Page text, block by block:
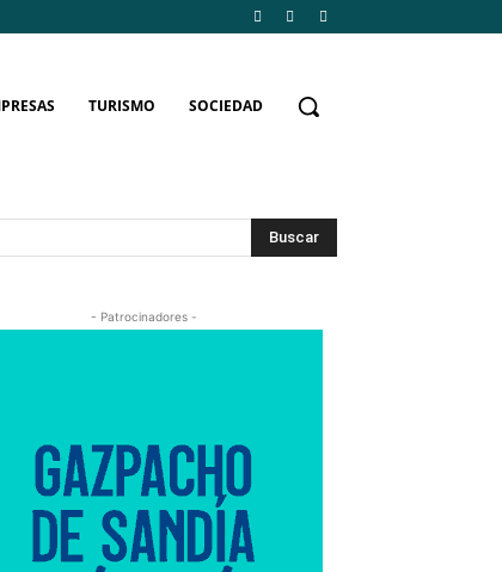
TURISMO SOCIEDAD
Buscar
- Patrocinadores -